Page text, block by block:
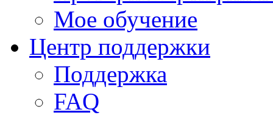
Мое обучение
Центр поддержки
Поддержка
FAQ